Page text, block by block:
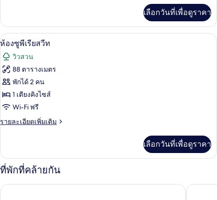
เกี่ยว
กับ
ห้อง
เนียร์
สวี
เลือกวันที่เพื่อดูราคา
เปิด
ภาพถ่าย
ทั้งหมด
ของ
ห้อง
ซู
พี
สวีท
ห้องซูพีเรียสวีท | มินิบาร์, ตู้นิรภัยในห้
4
ห้องซูพีเรียสวีท
วิวสวน
88 ตารางเมตร
พักได้ 2 คน
1 เตียงคิงไซส์
Wi-Fi ฟรี
รายละเอียดเพิ่มเติม
ราย
เกี่ยว
กับ
ห้อง
พี
เลือกวันที่เพื่อดูราคา
ที่พักที่คล้ายกัน
The Cabanas Hotel at Sun City Resort The